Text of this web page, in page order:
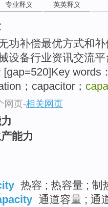
专业释义 英英释义
功补偿最优方式和补
设备行业资讯交流
[gap=520]Key words
；capacitor；
网页-相关网页
能力
热容 ; 热容量 ; 制
通道容量 ; 通